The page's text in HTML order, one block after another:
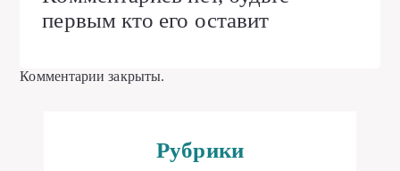
первым кто его оставит
Комментарии закрыты.
Рубрики